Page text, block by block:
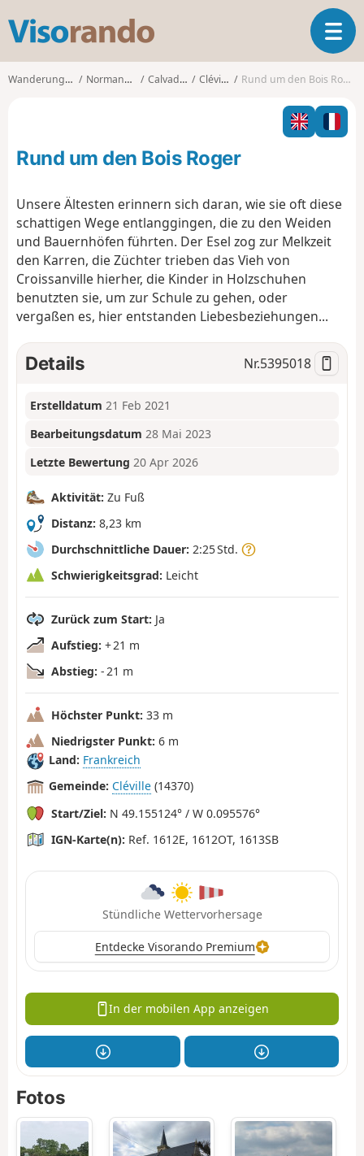
s
o
o
T
o
g
l
n
g
Wanderungen Normandie Calvados Cléville Rund um den Bois Roger
Rund um den Bois Roger
Unsere Ältesten erinnern sich daran, wie sie oft diese
schattigen Wege entlanggingen, die zu den Weiden
und Bauernhöfen führten. Der Esel zog zur Melkzeit
den Karren, die Züchter trieben das Vieh von
Croissanville hierher, die Kinder in Holzschuhen
benutzten sie, um zur Schule zu gehen, oder
vergaßen es, hier entstanden Liebesbeziehungen...
Details Nr.5395018
Erstelldatum 21 Feb 2021
Bearbeitungsdatum 28 Mai 2023
Letzte Bewertung 20 Apr 2026
Aktivität: Zu Fuß
Distanz: 8,23 km
Durchschnittliche Dauer: 2:25 Std.
Schwierigkeitsgrad: Leicht
Zurück zum Start: Ja
Aufstieg: + 21 m
Abstieg: - 21 m
Höchster Punkt: 33 m
Niedrigster Punkt: 6 m
Land: Frankreich
Gemeinde: Cléville (14370)
Start/Ziel: N 49.155124° / W 0.095576°
IGN-Karte(n): Ref. 1612E, 1612OT, 1613SB
Stündliche Wettervorhersage
Entdecke Visorando Premium
In der mobilen App anzeigen
Fotos